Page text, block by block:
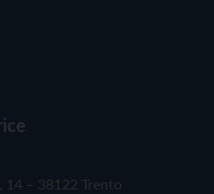
14 – 38122 Trento